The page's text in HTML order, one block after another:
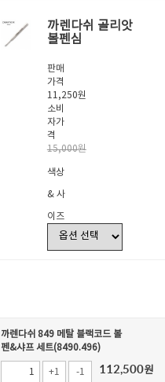
까렌다쉬 골리앗
볼펜심
판매
가격
11,250원
소비
자가
격
15,000원
색상
& 사
이즈
까렌다쉬 849 메탈 블랙코드 볼
펜&샤프 세트(8490.496)
+1 -1 112,500원